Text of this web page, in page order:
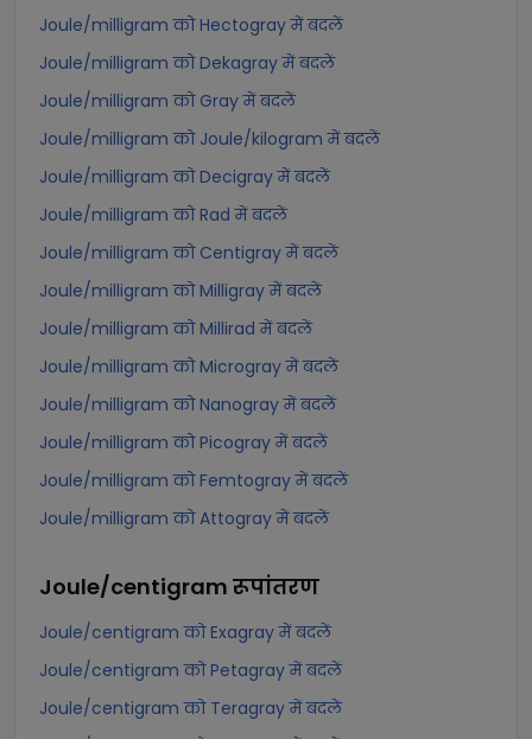
Joule/milligram को Hectogray में बदलें
Joule/milligram को Dekagray में बदलें
Joule/milligram को Gray में बदलें
Joule/milligram को Joule/kilogram में बदलें
Joule/milligram को Decigray में बदलें
Joule/milligram को Rad में बदलें
Joule/milligram को Centigray में बदलें
Joule/milligram को Milligray में बदलें
Joule/milligram को Millirad में बदलें
Joule/milligram को Microgray में बदलें
Joule/milligram को Nanogray में बदलें
Joule/milligram को Picogray में बदलें
Joule/milligram को Femtogray में बदलें
Joule/milligram को Attogray में बदलें
Joule/centigram रूपांतरण
Joule/centigram को Exagray में बदलें
Joule/centigram को Petagray में बदलें
Joule/centigram को Teragray में बदलें